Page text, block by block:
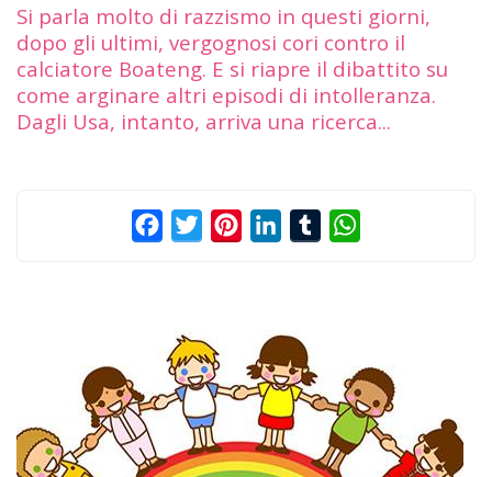
Si parla molto di razzismo in questi giorni,
dopo gli ultimi, vergognosi cori contro il
calciatore Boateng. E si riapre il dibattito su
come arginare altri episodi di intolleranza.
Dagli Usa, intanto, arriva una ricerca...
FacebookTwitterPinterestLinkedInTumblr